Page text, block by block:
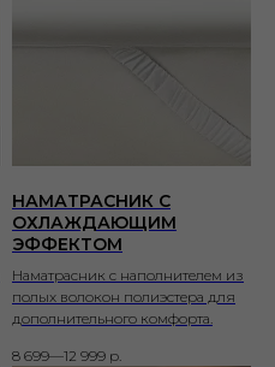
НАМАТРАСНИК С
ОХЛАЖДАЮЩИМ
ЭФФЕКТОМ
Наматрасник с наполнителем из
полых волокон полиэстера для
дополнительного комфорта.
8 699—12 999 р.